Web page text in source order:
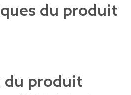
du produit
du produit